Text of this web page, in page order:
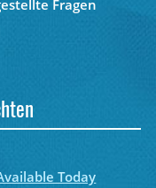
Fragen
Today